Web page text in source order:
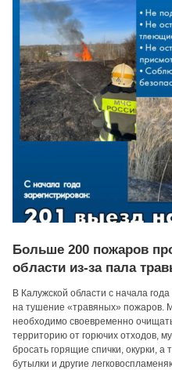
Больше 200 пожаров
области из-за пала
В Калужской области с начала
на тушение «травяных» пожаров.
необходимо своевременно
территорию от горючих отходов,
бросать горящие спички, окурки,
бутылки и другие